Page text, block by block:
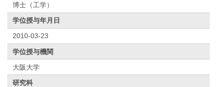
博士（工学）
学位授与年月日
2010-03-23
学位授与機関
大阪大学
研究科